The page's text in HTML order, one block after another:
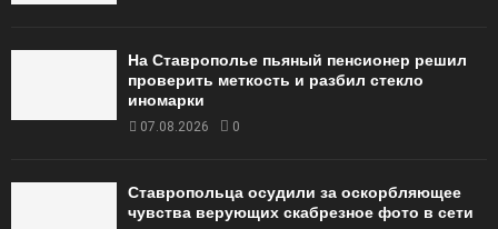
На Ставрополье пьяный пенсионер решил
проверить меткость и разбил стекло
иномарки
07.08.2026 0
Ставропольца осудили за оскорбляющее
чувства верующих скабрезное фото в сети